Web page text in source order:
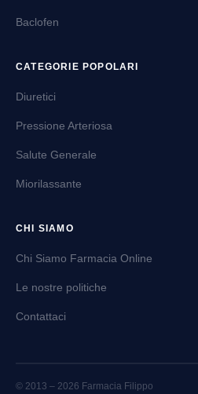
Baclofen
CATEGORIE POPOLARI
Diuretici
Pressione Arteriosa
Salute Generale
Miorilassante
CHI SIAMO
Chi Siamo Farmacia Online
Le nostre politiche
Contattaci
© 2013 – 2026 Farmacia Filippo